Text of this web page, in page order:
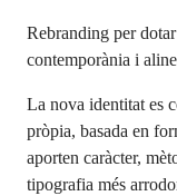
Rebranding per
contemporània i
La nova identitat es
pròpia, basada en
aporten caràcter,
tipografia més